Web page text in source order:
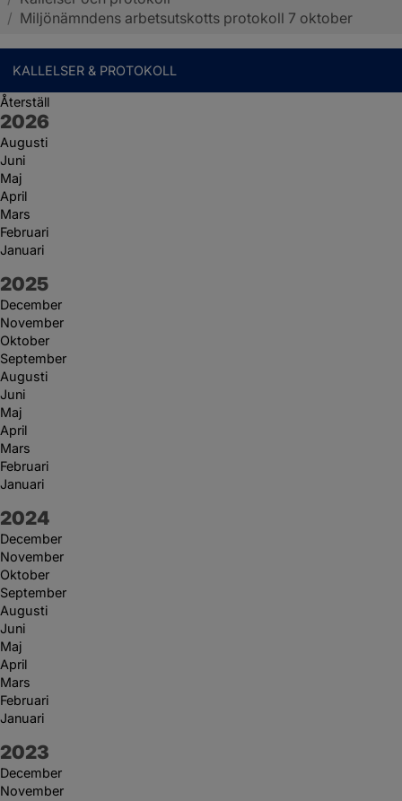
/ Miljönämndens arbetsutskotts protokoll 7 oktober
KALLELSER & PROTOKOLL
Återställ
År:
2026
Augusti
Juni
Maj
April
Mars
Februari
Januari
År:
2025
December
November
Oktober
September
Augusti
Juni
Maj
April
Mars
Februari
Januari
År:
2024
December
November
Oktober
September
Augusti
Juni
Maj
April
Mars
Februari
Januari
År:
2023
December
November